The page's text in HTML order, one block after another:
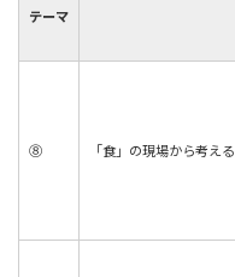
テーマ
⑧ 「食」の現場から考える